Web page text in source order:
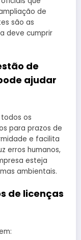
de
são as
deve cumprir
de
ajudar
os
para prazos de
e facilita
erros humanos,
esteja
ambientais.
de licenças